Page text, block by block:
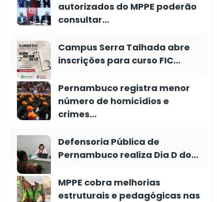
autorizados do MPPE poderão
consultar…
Campus Serra Talhada abre
inscrições para curso FIC…
Pernambuco registra menor
número de homicídios e
crimes…
Defensoria Pública de
Pernambuco realiza Dia D do…
MPPE cobra melhorias
estruturais e pedagógicas nas